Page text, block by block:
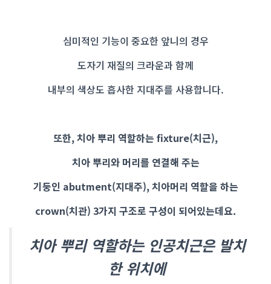
심미적인 기능이 중요한 앞니의 경우
도자기 재질의 크라운과 함께
내부의 색상도 흡사한 지대주를 사용합니다.
또한, 치아 뿌리 역할하는 fixture(치근),
치아 뿌리와 머리를 연결해 주는
기둥인 abutment(지대주), 치아머리 역할을 하는
crown(치관) 3가지 구조로 구성이 되어있는데요.
치아 뿌리 역할하는 인공치근은 발치
한 위치에